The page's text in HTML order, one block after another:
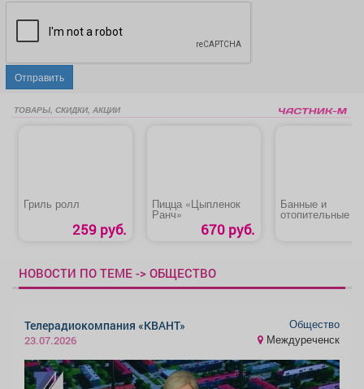
Отправить
ТОВАРЫ, СКИДКИ, АКЦИИ
Гриль ролл
259 руб.
Пицца «Цыпленок
Ранч»
670 руб.
Банные и
отопительные
НОВОСТИ ПО ТЕМЕ -> ОБЩЕСТВО
Телерадиокомпания «КВАНТ»
23.07.2026
Общество
Междуреченск